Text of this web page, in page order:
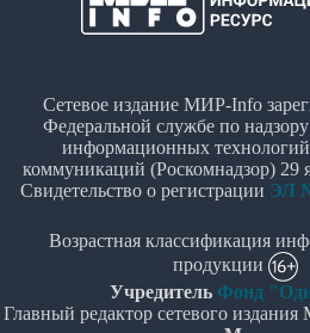
Сетевое издание МИР-Info
Федеральной службе по надзору
информационных
коммуникаций (Роскомнадзор) 29
Свидетельство о регистрации ЭЛ
Возрастная классификация
продукции
Учредитель Фонд
Главный редактор сетевого